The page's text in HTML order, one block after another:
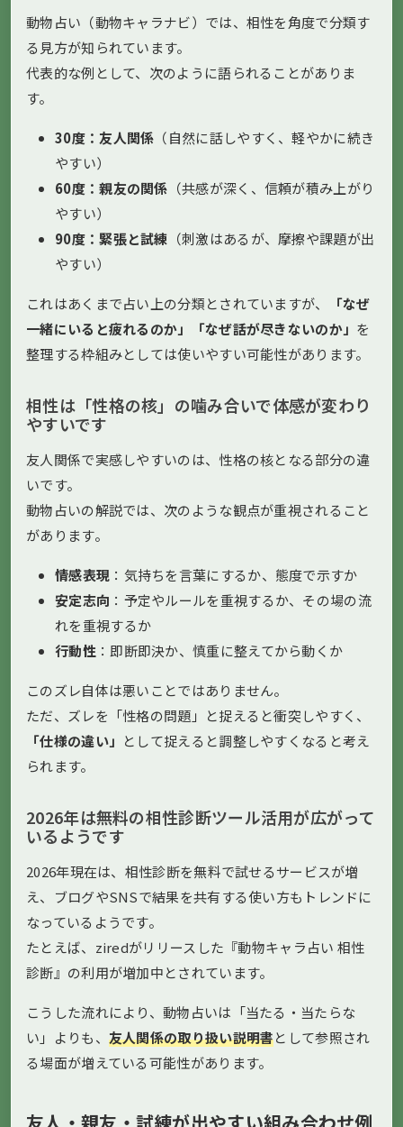
動物占い（動物キャラナビ）では、相性を角度で分類す
る見方が知られています。
代表的な例として、次のように語られることがありま
す。
30度：友人関係 （自然に話しやすく、軽やかに続き
やすい）
60度：親友の関係 （共感が深く、信頼が積み上がり
やすい）
90度：緊張と試練 （刺激はあるが、摩擦や課題が出
やすい）
これはあくまで占い上の分類とされていますが、
「なぜ
一緒にいると疲れるのか」「なぜ話が尽きないのか」 を
整理する枠組みとしては使いやすい可能性があります。
相性は「性格の核」の噛み合いで体感が変わり
やすいです
友人関係で実感しやすいのは、性格の核となる部分の違
いです。
動物占いの解説では、次のような観点が重視されること
があります。
情感表現 ：気持ちを言葉にするか、態度で示すか
安定志向 ：予定やルールを重視するか、その場の流
れを重視するか
行動性 ：即断即決か、慎重に整えてから動くか
このズレ自体は悪いことではありません。
ただ、ズレを「性格の問題」と捉えると衝突しやすく、
「仕様の違い」 として捉えると調整しやすくなると考え
られます。
2026年は無料の相性診断ツール活用が広がって
いるようです
2026年現在は、相性診断を無料で試せるサービスが増
え、ブログやSNSで結果を共有する使い方もトレンドに
なっているようです。
たとえば、ziredがリリースした『動物キャラ占い 相性
診断』の利用が増加中とされています。
こうした流れにより、動物占いは「当たる・当たらな
い」よりも、 友人関係の取り扱い説明書として参照され
る場面が増えている可能性があります。
友人・親友・試練が出やすい組み合わせ例